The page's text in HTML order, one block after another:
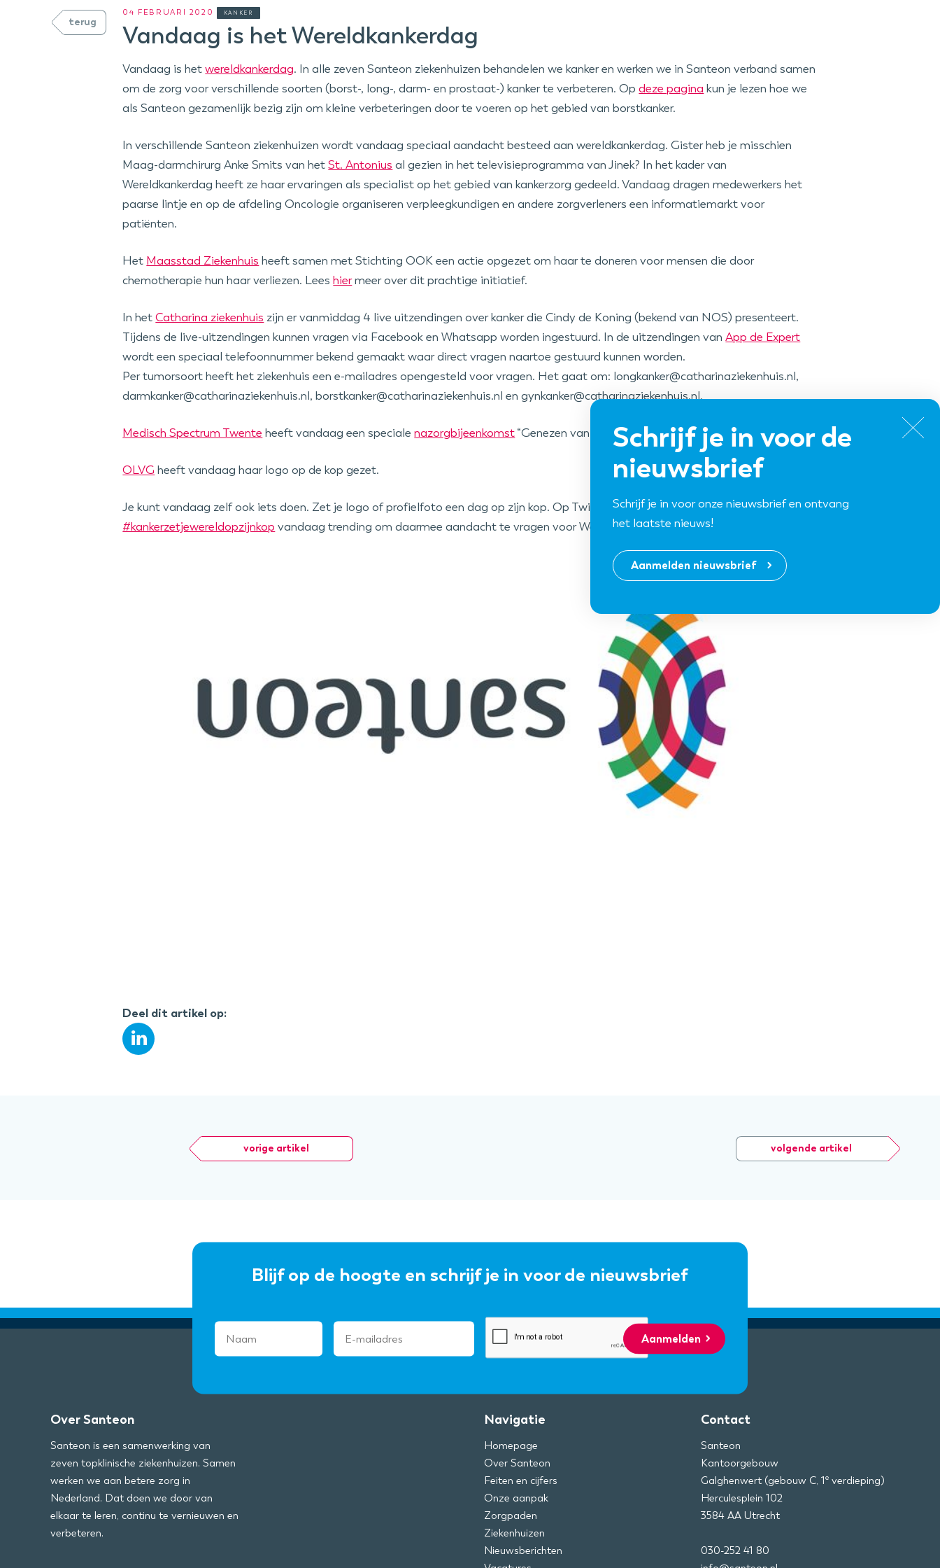
Schrijf je in voor de
nieuwsbrief
Schrijf je in voor onze nieuwsbrief en ontvang
het laatste nieuws!
Aanmelden nieuwsbrief
terug
04 FEBRUARI 2020 KANKER
Vandaag is het Wereldkankerdag
Vandaag is hetwereldkankerdag. In alle zeven Santeon ziekenhuizen behandelen we kanker en werken we in Santeon verband samen
om de zorg voor verschillende soorten (borst-, long-, darm- en prostaat-) kanker te verbeteren. Opdeze pagina kun je lezen hoe we
als Santeon gezamenlijk bezig zijn om kleine verbeteringen door te voeren op het gebied van borstkanker.
In verschillende Santeon ziekenhuizen wordt vandaag speciaal aandacht besteed aan wereldkankerdag. Gister heb je misschien
Maag-darmchirurg Anke Smits van hetSt. Antonius al gezien in het televisieprogramma van Jinek? In het kader van
Wereldkankerdag heeft ze haar ervaringen als specialist op het gebied van kankerzorg gedeeld. Vandaag dragen medewerkers het
paarse lintje en op de afdeling Oncologie organiseren verpleegkundigen en andere zorgverleners een informatiemarkt voor
patiënten.
Het Maasstad Ziekenhuis heeft samen met Stichting OOK een actie opgezet om haar te doneren voor mensen die door
chemotherapie hun haar verliezen. Leeshiermeer over dit prachtige initiatief.
In hetCatharina ziekenhuis zijn er vanmiddag 4 live uitzendingen over kanker die Cindy de Koning (bekend van NOS) presenteert.
Tijdens de live-uitzendingen kunnen vragen via Facebook en Whatsapp worden ingestuurd. In de uitzendingen vanApp de Expert
wordt een speciaal telefoonnummer bekend gemaakt waar direct vragen naartoe gestuurd kunnen worden.
Per tumorsoort heeft het ziekenhuis een e-mailadres opengesteld voor vragen. Het gaat om: longkanker@catharinaziekenhuis.nl,
darmkanker@catharinaziekenhuis.nl, borstkanker@catharinaziekenhuis.nl en gynkanker@catharinaziekenhuis.nl.
Medisch Spectrum Twente heeft vandaag een specialenazorgbijeenkomst “Genezen van kanker… en dan?”.
OLVG heeft vandaag haar logo op de kop gezet.
Je kunt vandaag zelf ook iets doen. Zet je logo of profielfoto een dag op zijn kop. Op Twitter is de hashtag
#kankerzetjewereldopzijnkop vandaag trending om daarmee aandacht te vragen voor Wereldkankerdag.
Deel dit artikel op:
vorige artikel volgende artikel
Blijf op de hoogte en schrijf je in voor de nieuwsbrief
Aanmelden
Over Santeon
Santeon is een samenwerking van
zeven topklinische ziekenhuizen. Samen
werken we aan betere zorg in
Nederland. Dat doen we door van
elkaar te leren, continu te vernieuwen en
verbeteren.
Navigatie
Homepage
Over Santeon
Feiten en cijfers
Onze aanpak
Zorgpaden
Ziekenhuizen
Nieuwsberichten
Contact
Santeon
Kantoorgebouw
Galghenwert (gebouw C, 1e verdieping)
Herculesplein 102
3584 AA Utrecht
030-252 41 80